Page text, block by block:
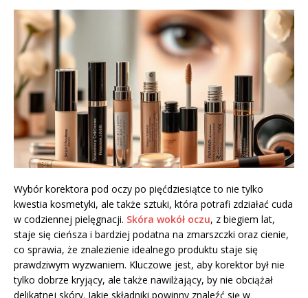
Wybór korektora pod oczy po pięćdziesiątce to nie tylko
kwestia kosmetyki, ale także sztuki, która potrafi zdziałać cuda
w codziennej pielęgnacji. Skóra wokół oczu, z biegiem lat,
staje się cieńsza i bardziej podatna na zmarszczki oraz cienie,
co sprawia, że znalezienie idealnego produktu staje się
prawdziwym wyzwaniem. Kluczowe jest, aby korektor był nie
tylko dobrze kryjący, ale także nawilżający, by nie obciążał
delikatnej skóry. Jakie składniki powinny znaleźć się w